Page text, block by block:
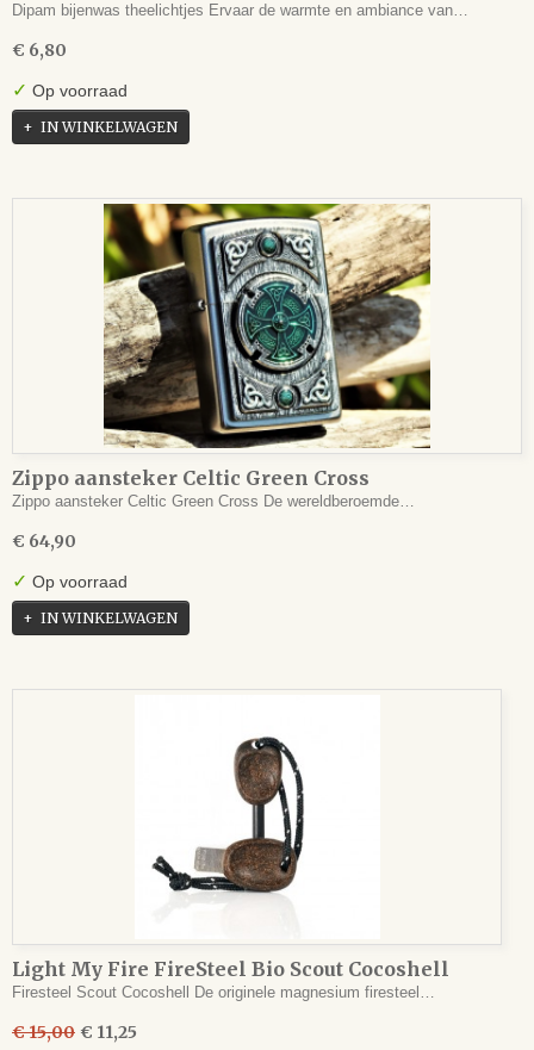
Dipam bijenwas theelichtjes Ervaar de warmte en ambiance van…
€ 6,80
✓ Op voorraad
IN WINKELWAGEN
Zippo aansteker Celtic Green Cross
Zippo aansteker Celtic Green Cross De wereldberoemde…
€ 64,90
✓ Op voorraad
IN WINKELWAGEN
Light My Fire FireSteel Bio Scout Cocoshell
Firesteel Scout Cocoshell De originele magnesium firesteel…
€ 15,00 € 11,25